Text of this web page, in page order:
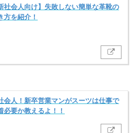
社会人向け】失敗しない簡単な革靴の
方を紹介！
会人！新卒営業マンがスーツは仕事で
必要か教えるよ！！